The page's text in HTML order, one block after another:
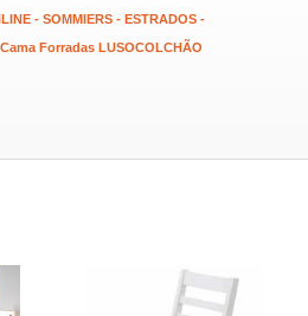
- SOMMIERS - ESTRADOS -
Forradas LUSOCOLCHÃO